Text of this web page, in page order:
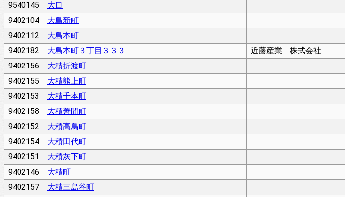
9540145
大口
9402104
大島新町
9402112
大島本町
9402182
大島本町３丁目３３３ 近藤産業 株式会社
9402156
大積折渡町
9402155
大積熊上町
9402153
大積千本町
9402158
大積善間町
9402152
大積高鳥町
9402154
大積田代町
9402151
大積灰下町
9402146
大積町
9402157
大積三島谷町